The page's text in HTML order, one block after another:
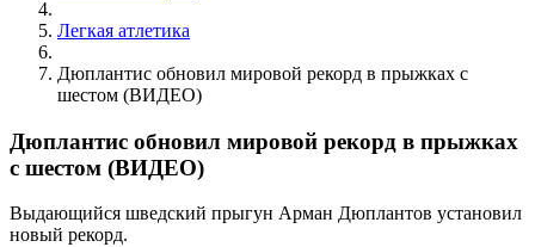
Легкая атлетика
Дюплантис обновил мировой рекорд в прыжках с
шестом (ВИДЕО)
Дюплантис обновил мировой рекорд в прыжках
с шестом (ВИДЕО)
Выдающийся шведский прыгун Арман Дюплантов установил
новый рекорд.